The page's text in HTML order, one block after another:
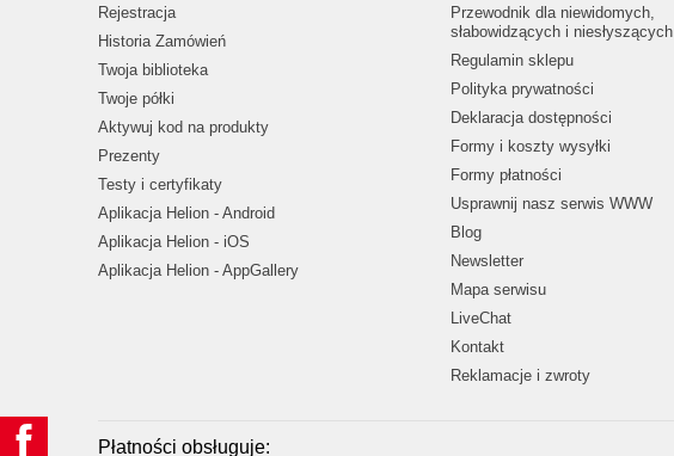
Rejestracja
Historia Zamówień
Twoja biblioteka
Twoje półki
Aktywuj kod na produkty
Prezenty
Testy i certyfikaty
Aplikacja Helion - Android
Aplikacja Helion - iOS
Aplikacja Helion - AppGallery
Przewodnik dla niewidomych,
słabowidzących i niesłyszących
Regulamin sklepu
Polityka prywatności
Deklaracja dostępności
Formy i koszty wysyłki
Formy płatności
Usprawnij nasz serwis WWW
Blog
Newsletter
Mapa serwisu
LiveChat
Kontakt
Reklamacje i zwroty
Płatności obsługuje: